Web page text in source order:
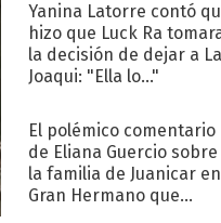
Yanina Latorre contó
hizo que Luck Ra
la decisión de dejar a La
Joaqui: "Ella lo..."
El polémico comentario
de Eliana Guercio sobre
la familia de Juanicar en
Gran Hermano que